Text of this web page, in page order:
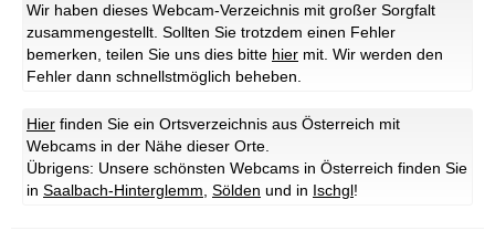
Wir haben dieses Webcam-Verzeichnis mit großer Sorgfalt
zusammengestellt. Sollten Sie trotzdem einen Fehler
bemerken, teilen Sie uns dies bitte hier mit. Wir werden den
Fehler dann schnellstmöglich beheben.
Hier finden Sie ein Ortsverzeichnis aus Österreich mit
Webcams in der Nähe dieser Orte.
Übrigens: Unsere schönsten Webcams in Österreich finden Sie
in Saalbach-Hinterglemm Sölden und in Ischgl!